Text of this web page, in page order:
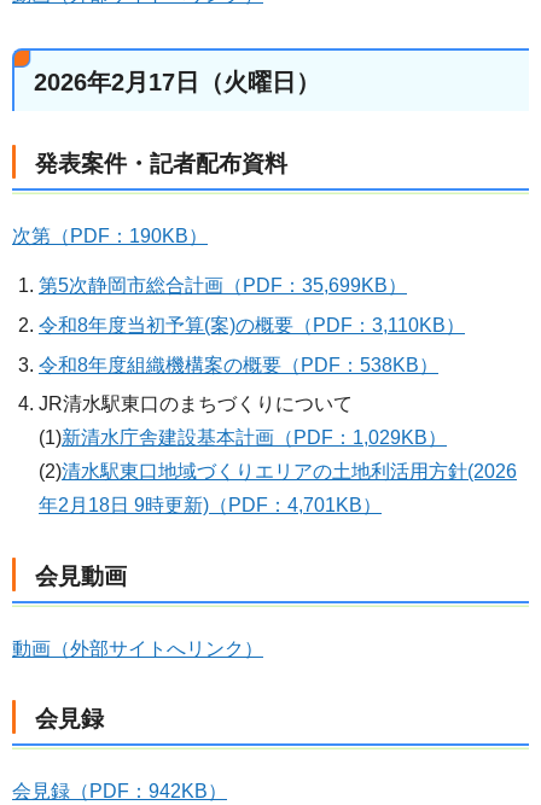
2026年2月17日（火曜日）
発表案件・記者配布資料
次第（PDF：190KB）
第5次静岡市総合計画（PDF：35,699KB）
令和8年度当初予算(案)の概要（PDF：3,110KB）
令和8年度組織機構案の概要（PDF：538KB）
JR清水駅東口のまちづくりについて
(1)新清水庁舎建設基本計画（PDF：1,029KB）
(2)清水駅東口地域づくりエリアの土地利活用方針(2026
年2月18日 9時更新)（PDF：4,701KB）
会見動画
動画（外部サイトへリンク）
会見録
会見録（PDF：942KB）